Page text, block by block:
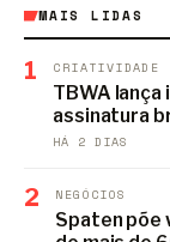
MAIS LIDAS
1 CRIATIVIDADE
TBWA
assinatura
HÁ 2 DIAS
2 NEGÓCIOS
Spaten põe